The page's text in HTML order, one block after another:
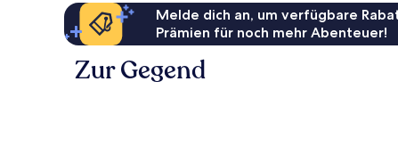
Melde dich an, um verfügbare
Prämien für noch mehr Abenteuer!
Zur Gegend